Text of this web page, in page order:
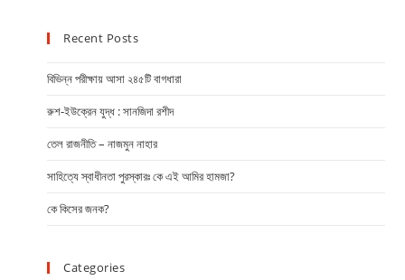
Recent Posts
বিভিন্ন পরীক্ষায় আসা ২৪৫টি বাগধারা
রুশ-ইউক্রেন যুদ্ধ : সানজিদা রশীদ
তেল রাজনীতি – নাজমুন নাহার
সাহিত্যে স্বাধীনতা পুরস্কারঃ কে এই আমির হামজা?
কে কিসের জনক?
Categories